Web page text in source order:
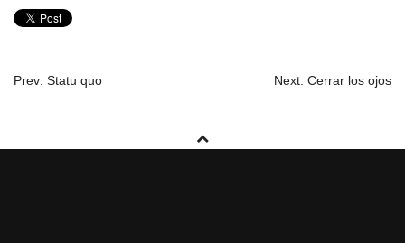
NAVEGACIÓN
ENTRADAS
Prev: Statu quo Next: Cerrar los ojos